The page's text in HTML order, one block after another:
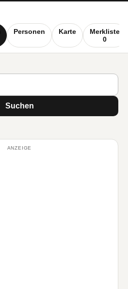
Personen Karte
Merkliste
0
Suchen
ANZEIGE